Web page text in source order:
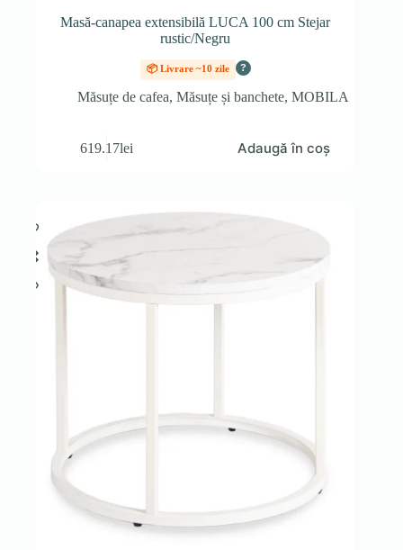
Masă-canapea extensibilă LUCA 100 cm Stejar
rustic/Negru
📦 Livrare ~10 zile ?
Măsuțe de cafea,Măsuțe și banchete,MOBILA
619.17lei Adaugă în coș